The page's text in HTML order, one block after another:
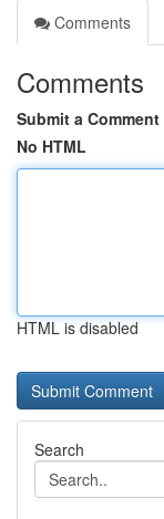
Comments
Comments
Submit a Comment
No HTML
HTML is disabled
Search